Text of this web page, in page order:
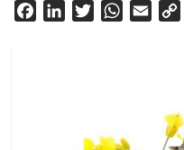
FacebookLinkedInTwitterWhatsApp
Email